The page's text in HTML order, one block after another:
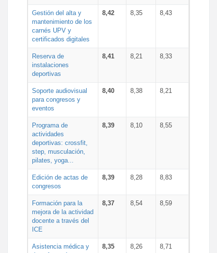
Gestión del alta y
mantenimiento de los
carnés UPV y
certificados digitales
8,42 8,35 8,43
Reserva de
instalaciones
deportivas
8,41 8,21 8,33
Soporte audiovisual
para congresos y
eventos
8,40 8,38 8,21
Programa de
actividades
deportivas: crossfit,
step, musculación,
pilates, yoga...
8,39 8,10 8,55
Edición de actas de
congresos
8,39 8,28 8,83
Formación para la
mejora de la actividad
docente a través del
ICE
8,37 8,54 8,59
Asistencia médica y
8,35 8,26 8,71